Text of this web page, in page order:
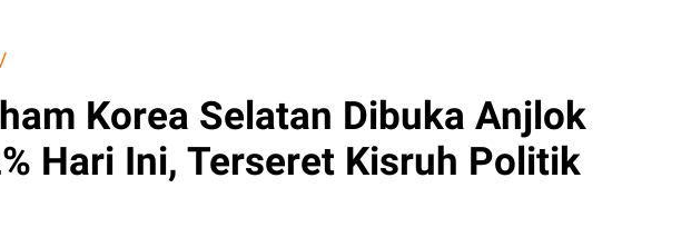
/
Korea Selatan Dibuka Anjlok
Hari Ini, Terseret Kisruh Politik